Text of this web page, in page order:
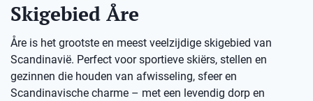
Skigebied Åre
Åre is het grootste en meest veelzijdige skigebied van
Scandinavië. Perfect voor sportieve skiërs, stellen en
gezinnen die houden van afwisseling, sfeer en
Scandinavische charme – met een levendig dorp en